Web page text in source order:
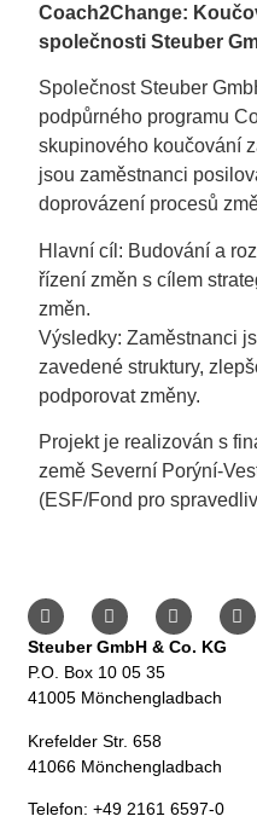
Coach2Change:
společnosti Steuber
Společnost Steuber
podpůrného programu
skupinového koučování
jsou zaměstnanci
doprovázení procesů
Hlavní cíl: Budování a
řízení změn s cílem
změn.
Výsledky: Zaměstnanci
zavedené struktury,
podporovat změny.
Projekt je realizován s
země Severní Porýní-
(ESF/Fond pro
Steuber GmbH & Co. KG
P.O. Box 10 05 35
41005 Mönchengladbach
Krefelder Str. 658
41066 Mönchengladbach
Telefon: +49 2161 6597-0